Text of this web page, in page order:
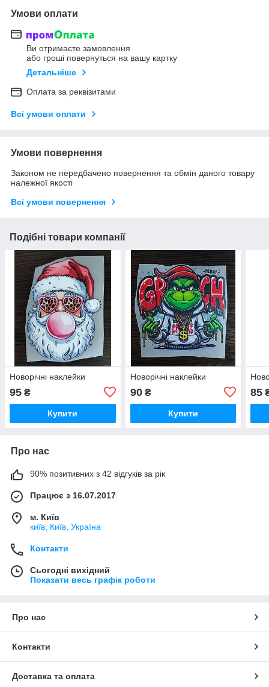
Умови оплати
Ви отримаєте замовлення
або гроші повернуться на вашу картку
Детальніше
Оплата за реквізитами
Всі умови оплати
Умови повернення
Законом не передбачено повернення та обмін даного товару
належної якості
Всі умови повернення
Подібні товари компанії
Новорічні наклейки
95 ₴
Купити
Новорічні наклейки
90₴
Купити
85
Про нас
90% позитивних з 42 відгуків за рік
Працює з 16.07.2017
м. Київ
київ, Київ, Україна
Контакти
Сьогодні вихідний
Показати весь графік роботи
Про нас
Контакти
Доставка та оплата